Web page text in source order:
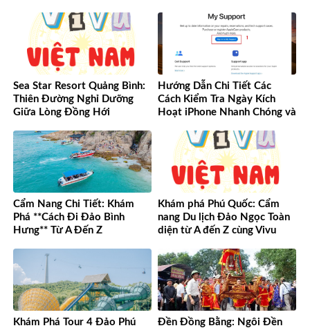
Sea Star Resort Quảng Bình:
Thiên Đường Nghỉ Dưỡng
Giữa Lòng Đồng Hới
Hướng Dẫn Chi Tiết Các
Cách Kiểm Tra Ngày Kích
Hoạt iPhone Nhanh Chóng và
Cẩm Nang Chi Tiết: Khám
Phá **Cách Đi Đảo Bình
Hưng** Từ A Đến Z
Khám phá Phú Quốc: Cẩm
nang Du lịch Đảo Ngọc Toàn
diện từ A đến Z cùng Vivu
Khám Phá Tour 4 Đảo Phú
Đền Đồng Bằng: Ngôi Đền